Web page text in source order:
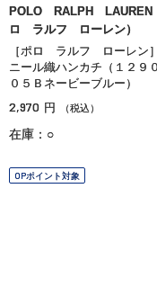
POLO RALPH LAUREN
ロ ラルフ ローレン）
［ポロ ラルフ ローレン
ニール織ハンカチ（１２９
０５Ｂネービーブルー）
2,970 円 （税込）
在庫：○
OPポイント対象